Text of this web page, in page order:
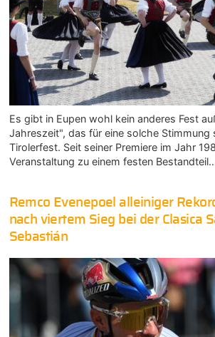
Es gibt in Eupen wohl kein anderes Fest
Jahreszeit", das für eine solche Stimmung
Tirolerfest. Seit seiner Premiere im Jahr
Veranstaltung zu einem festen
Remco Evenepoel alleiniger
nach viertem Sieg bei der Clasica
Sebastián